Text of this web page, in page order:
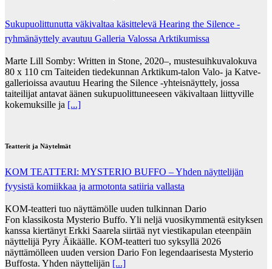
Sukupuolittunutta väkivaltaa käsittelevä Hearing the Silence -
ryhmänäyttely avautuu Galleria Valossa Arktikumissa
Marte Lill Somby: Written in Stone, 2020–, mustesuihkuvalokuva
80 x 110 cm Taiteiden tiedekunnan Arktikum-talon Valo- ja Katve-
gallerioissa avautuu Hearing the Silence -yhteisnäyttely, jossa
taiteilijat antavat äänen sukupuolittuneeseen väkivaltaan liittyville
kokemuksille ja [...]
Teatterit ja Näytelmät
KOM TEATTERI: MYSTERIO BUFFO – Yhden näyttelijän
fyysistä komiikkaa ja armotonta satiiria vallasta
KOM-teatteri tuo näyttämölle uuden tulkinnan Dario
Fon klassikosta Mysterio Buffo. Yli neljä vuosikymmentä esityksen
kanssa kiertänyt Erkki Saarela siirtää nyt viestikapulan eteenpäin
näyttelijä Pyry Äikäälle. KOM-teatteri tuo syksyllä 2026
näyttämölleen uuden version Dario Fon legendaarisesta Mysterio
Buffosta. Yhden näyttelijän [...]